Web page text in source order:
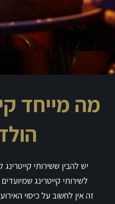
מה מייחד
יש להבין ששירותי קייטרינג
לשירותי קייטרינג
זה אין לחשוב על כיסוי